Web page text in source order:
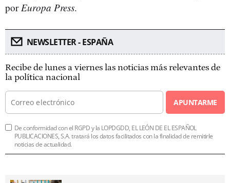
por Europa Press.
NEWSLETTER - ESPAÑA
Recibe de lunes a viernes las noticias más relevantes de
la política nacional
APUNTARME
De conformidad con el RGPD y la LOPDGDD, EL LEÓN DE EL ESPAÑOL
PUBLICACIONES, S.A. tratará los datos facilitados con la finalidad de remitirle
noticias de actualidad.